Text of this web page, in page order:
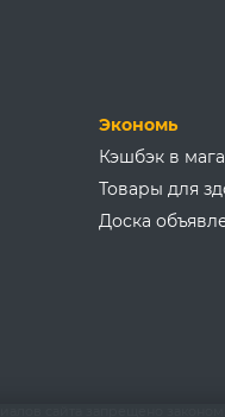
Экономь
Кэшбэк в
Товары для
Доска